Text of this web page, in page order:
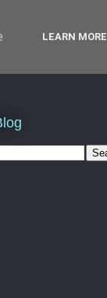
LEARN MORE